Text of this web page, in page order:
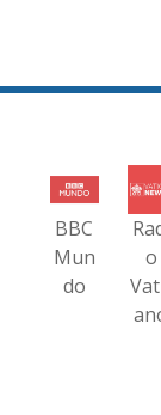
BBC
Mun
do
o